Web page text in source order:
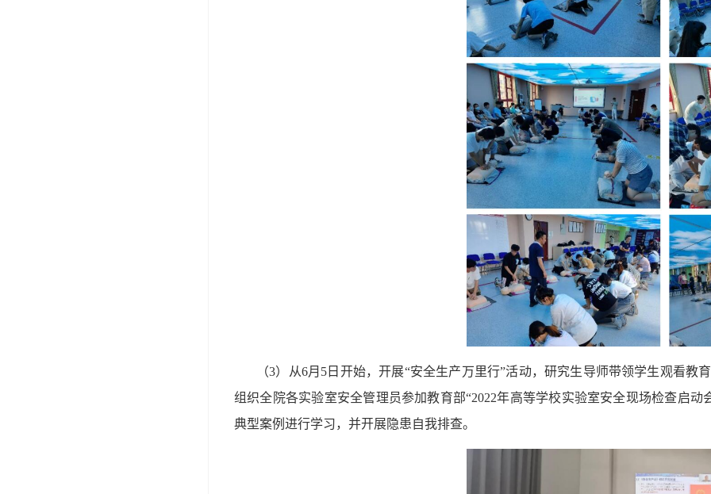
（3）从6月5日开始，开展“安全生产万里行”活动，研究生导师带领学生观看
组织全院各实验室安全管理员参加教育部“2022年高等学校实验室安全现场检查启
典型案例进行学习，并开展隐患自我排查。